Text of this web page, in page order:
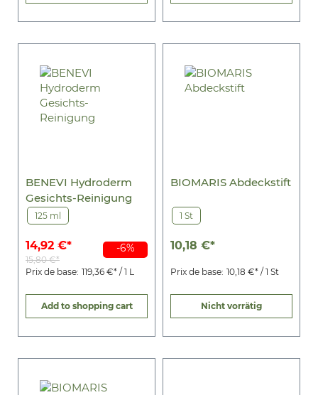
-6%
BENEVI Hydroderm
Gesichts-Reinigung
125 ml
14,92 €*
15,80 €*
Prix de base: 119,36 €* / 1 L
Add to shopping cart
BIOMARIS Abdeckstift
1 St
10,18 €*
Prix de base: 10,18 €* / 1 St
Nicht vorrätig